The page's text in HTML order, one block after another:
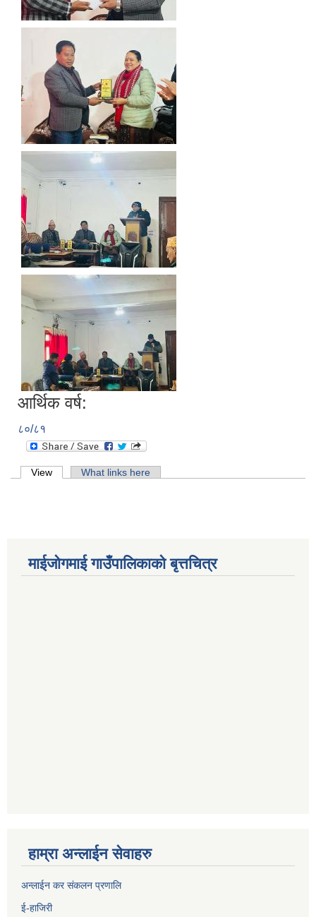
आर्थिक वर्ष:
८०/८१
Primary tabs
View (active tab)What links here
माईजोगमाई गाउँपालिकाको बृत्तचित्र
हाम्रा अन्लाईन सेवाहरु
अन्लाईन कर संकलन प्रणालि
ई-हाजिरी